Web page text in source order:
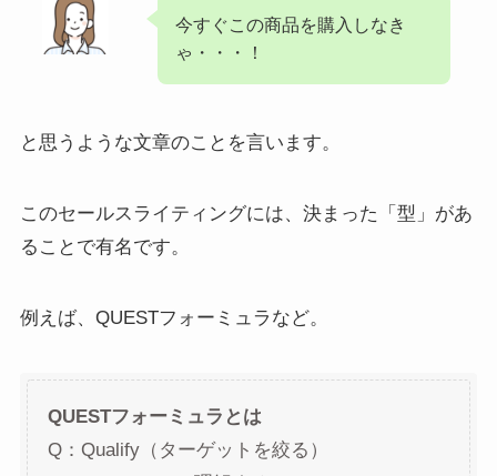
今すぐこの商品を購入しなき
ゃ・・・！
と思うような文章のことを言います。
このセールスライティングには、決まった「型」があ
ることで有名です。
例えば、QUESTフォーミュラなど。
QUESTフォーミュラとは
Q：Qualify（ターゲットを絞る）